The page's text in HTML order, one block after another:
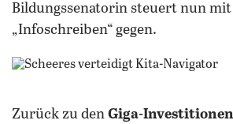
Bildungssenatorin steuert nun
„Infoschreiben“ gegen.
Zurück zu den Giga-Investitionen